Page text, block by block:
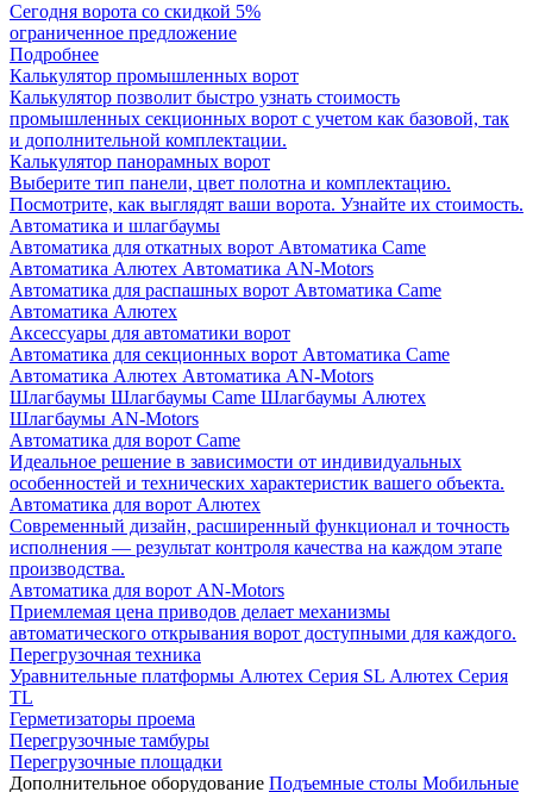
Сегодня ворота со скидкой 5%
ограниченное предложение
Подробнее
Калькулятор промышленных ворот
Калькулятор позволит быстро узнать стоимость
промышленных секционных ворот с учетом как базовой, так
и дополнительной комплектации.
Калькулятор панорамных ворот
Выберите тип панели, цвет полотна и комплектацию.
Посмотрите, как выглядят ваши ворота. Узнайте их стоимость.
Автоматика и шлагбаумы
Автоматика для откатных ворот Автоматика Came
Автоматика Алютех Автоматика AN-Motors
Автоматика для распашных ворот Автоматика Came
Автоматика Алютех
Аксессуары для автоматики ворот
Автоматика для секционных ворот Автоматика Came
Автоматика Алютех Автоматика AN-Motors
Шлагбаумы Шлагбаумы Came Шлагбаумы Алютех
Шлагбаумы AN-Motors
Автоматика для ворот Came
Идеальное решение в зависимости от индивидуальных
особенностей и технических характеристик вашего объекта.
Автоматика для ворот Алютех
Современный дизайн, расширенный функционал и точность
исполнения — результат контроля качества на каждом этапе
производства.
Автоматика для ворот AN-Motors
Приемлемая цена приводов делает механизмы
автоматического открывания ворот доступными для каждого.
Перегрузочная техника
Уравнительные платформы Алютех Серия SL Алютех Серия
TL
Герметизаторы проема
Перегрузочные тамбуры
Перегрузочные площадки
Дополнительное оборудование Подъемные столы Мобильные